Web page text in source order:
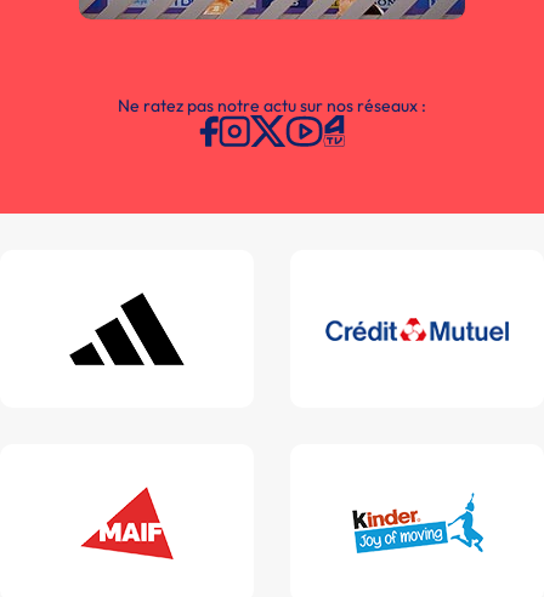
Ne ratez pas notre actu sur nos réseaux :